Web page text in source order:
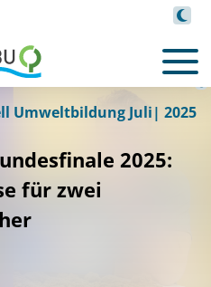
Bundes
wet
tbewerb
ugend
Umweltbildung Juli| 2025
2025:
für zwei